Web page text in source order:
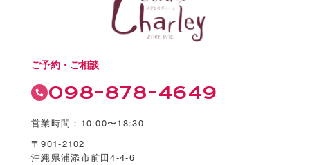
ご予約・ご相談
098-878-4649
営業時間：10:00〜18:30
〒901-2102
沖縄県浦添市前田4-4-6